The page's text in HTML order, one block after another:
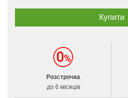
Розстрочка
до 6 місяців